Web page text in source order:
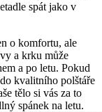
spát jako​ v
o komfortu, ale
a‍ krku může
‍a po letu. Pokud
‌kvalitního‍ polštáře
tělo si vás za⁣ to
spánek na letu.